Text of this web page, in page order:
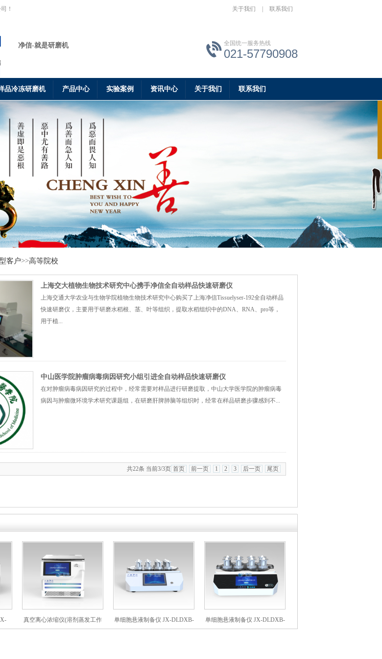
！ 关于我们 联系我们
净信-就是研磨机 全国统一服务热线
021-57790908
品冷冻研磨机 产品中心 实验案例 资讯中心 关于我们 联系我们
客户>>高等院校
上海交大植物生物技术研究中心携手净信全自动样品快速研磨仪
上海交通大学农业与生物学院植物生物技术研究中心购买了上海净信Tissuelyser-192全自动样品
快速研磨仪，主要用于研磨水稻根、茎、叶等组织，提取水稻组织中的DNA、RNA、pro等，
用于植...
中山医学院肿瘤病毒病因研究小组引进全自动样品快速研磨仪
在对肿瘤病毒病因研究的过程中，经常需要对样品进行研磨提取，中山大学医学院的肿瘤病毒
病因与肿瘤微环境学术研究课题组，在研磨肝脾肺脑等组织时，经常在样品研磨步骤感到不...
共22条 当前3/3页 首页 前一页 1 2 3 后一页 尾页
真空离心浓缩仪(溶剂蒸发工作
站) JX-ZLN-BN
单细胞悬液制备仪 JX-DLDXB-
12
单细胞悬液制备仪 JX-DLDXB-
8